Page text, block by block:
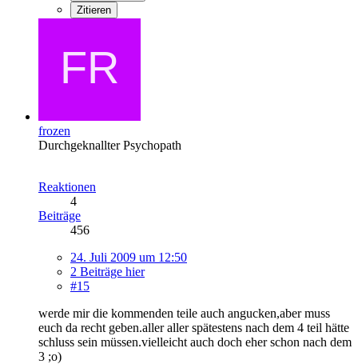
Zitieren
frozen
Durchgeknallter Psychopath
Reaktionen
4
Beiträge
456
24. Juli 2009 um 12:50
2 Beiträge hier
#15
werde mir die kommenden teile auch angucken,aber muss
euch da recht geben.aller aller spätestens nach dem 4 teil hätte
schluss sein müssen.vielleicht auch doch eher schon nach dem
3 ;o)